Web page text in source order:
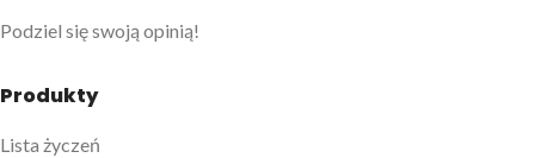
Podziel się swoją opinią!
Produkty
Lista życzeń